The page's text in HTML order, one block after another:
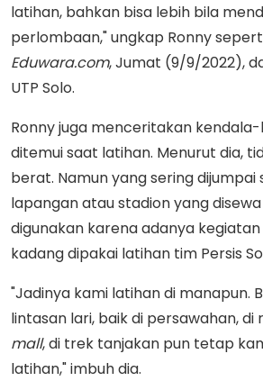
latihan, bahkan bisa lebih bila
perlombaan," ungkap Ronny
Eduwara.com, Jumat (9/9/2022),
UTP Solo.
Ronny juga menceritakan
ditemui saat latihan. Menurut dia,
berat. Namun yang sering dijumpai
lapangan atau stadion yang
digunakan karena adanya kegiatan
kadang dipakai latihan tim Persis
"Jadinya kami latihan di manapun.
lintasan lari, baik di persawahan,
mall, di trek tanjakan pun tetap
latihan," imbuh dia.